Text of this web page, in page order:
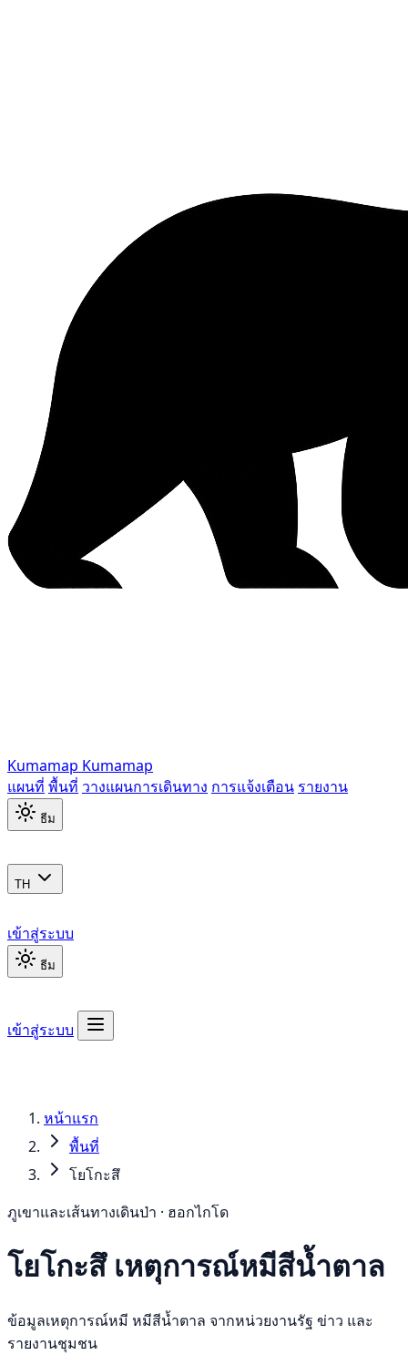
Kumamap Kumamap
แผนที่ พื้นที่ วางแผนการเดินทาง การแจ้งเตือน รายงาน
ธีม
TH
เข้าสู่ระบบ
ธีม
เข้าสู่ระบบ
หน้าแรก
พื้นที่
โยโกะสึ
ภูเขาและเส้นทางเดินป่า · ฮอกไกโด
โยโกะสึ เหตุการณ์หมีสีน้ำตาล
ข้อมูลเหตุการณ์หมี หมีสีน้ำตาล จากหน่วยงานรัฐ ข่าว และ
รายงานชุมชน